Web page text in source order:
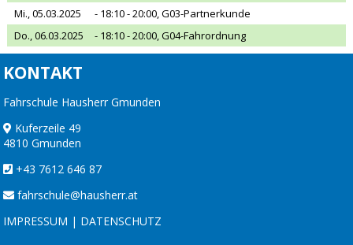
Mi., 05.03.2025
- 18:10 - 20:00,G03-Partnerkunde
Do., 06.03.2025
- 18:10 - 20:00,G04-Fahrordnung
KONTAKT
Fahrschule Hausherr Gmunden
Kuferzeile 49
4810 Gmunden
+43 7612 646 87
fahrschule@hausherr.at
IMPRESSUM | DATENSCHUTZ